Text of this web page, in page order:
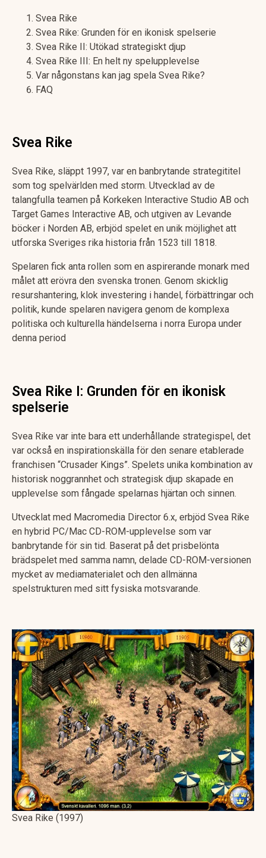
Svea Rike
Svea Rike: Grunden för en ikonisk spelserie
Svea Rike II: Utökad strategiskt djup
Svea Rike III: En helt ny spelupplevelse
Var någonstans kan jag spela Svea Rike?
FAQ
Svea Rike
Svea Rike, släppt 1997, var en banbrytande strategititel
som tog spelvärlden med storm. Utvecklad av de
talangfulla teamen på Korkeken Interactive Studio AB och
Target Games Interactive AB, och utgiven av Levande
böcker i Norden AB, erbjöd spelet en unik möjlighet att
utforska Sveriges rika historia från 1523 till 1818.
Spelaren fick anta rollen som en aspirerande monark med
målet att erövra den svenska tronen. Genom skicklig
resurshantering, klok investering i handel, förbättringar och
politik, kunde spelaren navigera genom de komplexa
politiska och kulturella händelserna i norra Europa under
denna period​
Svea Rike I: Grunden för en ikonisk
spelserie
Svea Rike var inte bara ett underhållande strategispel, det
var också en inspirationskälla för den senare etablerade
franchisen “Crusader Kings”. Spelets unika kombination av
historisk noggrannhet och strategisk djup skapade en
upplevelse som fångade spelarnas hjärtan och sinnen.
Utvecklat med Macromedia Director 6.x, erbjöd Svea Rike
en hybrid PC/Mac CD-ROM-upplevelse som var
banbrytande för sin tid. Baserat på det prisbelönta
brädspelet med samma namn, delade CD-ROM-versionen
mycket av mediamaterialet och den allmänna
spelstrukturen med sitt fysiska motsvarande​.
Svea Rike (1997)